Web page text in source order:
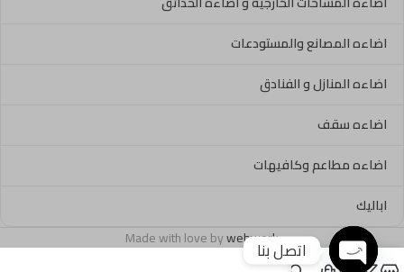
اضاءه المصانع والمستودعات
اضاءه المنازل و الفنادق
اضاءه سقف
اضاءه مطاعم وكافيهات
اباليك
Made with love bywebworkاتصل بنا